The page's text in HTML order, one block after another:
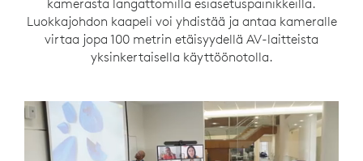
kamerasta langattomilla esiasetuspainikkeilla.
Luokkajohdon kaapeli voi yhdistää ja antaa kameralle
virtaa jopa 100 metrin etäisyydellä AV-laitteista
yksinkertaisella käyttöönotolla.